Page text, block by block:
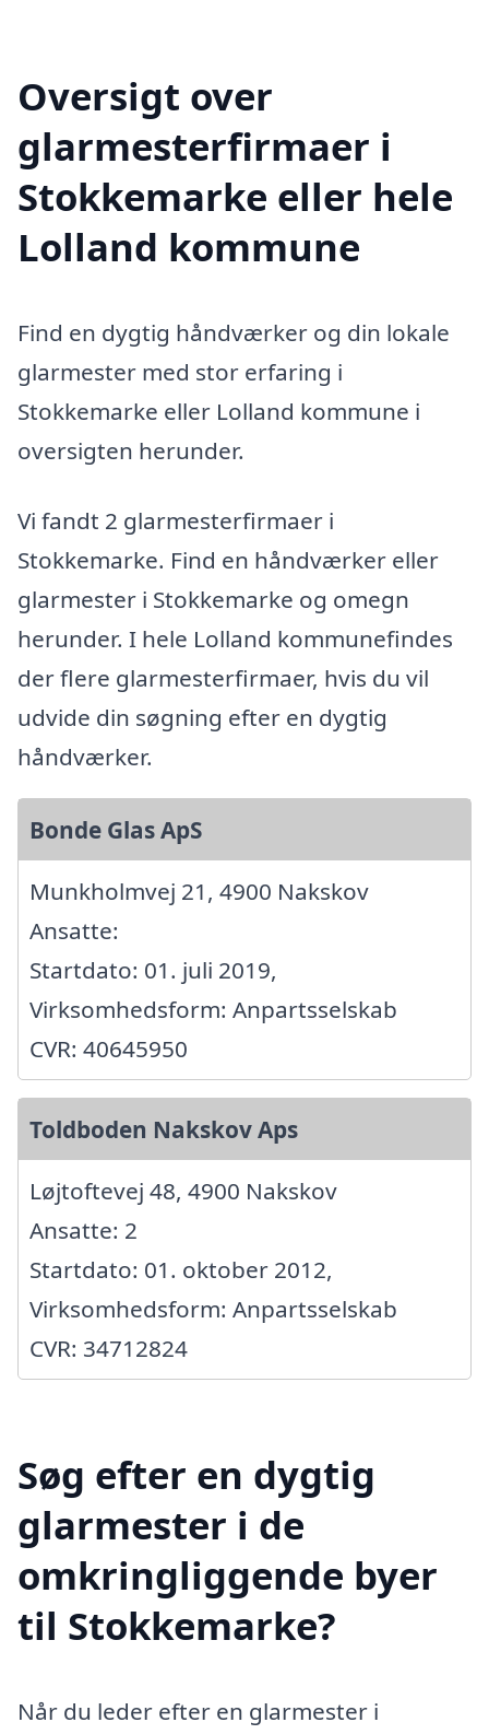
Oversigt over
glarmesterfirmaer i
Stokkemarke eller hele
Lolland kommune
Find en dygtig håndværker og din lokale
glarmester med stor erfaring i
Stokkemarke eller Lolland kommune i
oversigten herunder.
Vi fandt 2 glarmesterfirmaer i
Stokkemarke. Find en håndværker eller
glarmester i Stokkemarke og omegn
herunder. I hele Lolland kommunefindes
der flere glarmesterfirmaer, hvis du vil
udvide din søgning efter en dygtig
håndværker.
Bonde Glas ApS
Munkholmvej 21, 4900 Nakskov
Ansatte:
Startdato: 01. juli 2019,
Virksomhedsform: Anpartsselskab
CVR: 40645950
Toldboden Nakskov Aps
Løjtoftevej 48, 4900 Nakskov
Ansatte: 2
Startdato: 01. oktober 2012,
Virksomhedsform: Anpartsselskab
CVR: 34712824
Søg efter en dygtig
glarmester i de
omkringliggende byer
til Stokkemarke?
Når du leder efter en glarmester i